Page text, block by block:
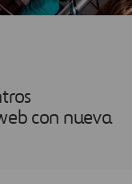
con nueva